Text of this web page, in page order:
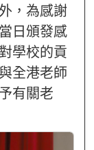
，為感謝
日頒發感
學校的貢
全港老師
有關老